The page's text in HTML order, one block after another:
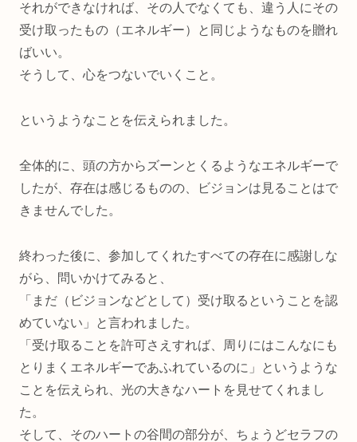
それができなければ、その人でなくても、違う人にその
受け取ったもの（エネルギー）と同じようなものを贈れ
ばいい。
そうして、心をつないでいくこと。
というようなことを伝えられました。
全体的に、頭の方からズーンとくるようなエネルギーで
したが、存在は感じるものの、ビジョンは見ることはで
きませんでした。
終わった後に、参加してくれたすべての存在に感謝しな
がら、問いかけてみると、
「まだ（ビジョンなどとして）受け取るということを認
めていない」と言われました。
「受け取ることを許可さえすれば、周りにはこんなにも
とりまくエネルギーであふれているのに」というような
ことを伝えられ、光の大きなハートを見せてくれまし
た。
そして、そのハートの谷間の部分が、ちょうどセラフの